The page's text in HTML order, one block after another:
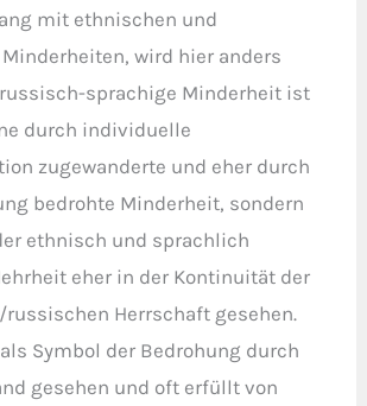
mit ethnischen und
wird hier anders
russisch-sprachige Minderheit ist
durch individuelle
zugewanderte und eher durch
bedrohte Minderheit, sondern
ethnisch und sprachlich
eher in der Kontinuität der
Herrschaft gesehen.
Symbol der Bedrohung durch
gesehen und oft erfüllt von